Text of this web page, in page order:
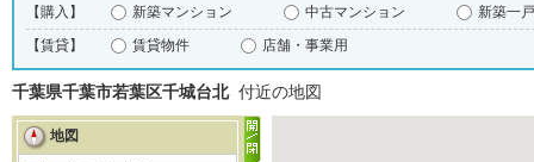
【購入】
新築マンション 中古マンション
新築一
【賃貸】
賃貸物件 店舗・事業用
千葉県千葉市若葉区千城台北付近の地図
地図